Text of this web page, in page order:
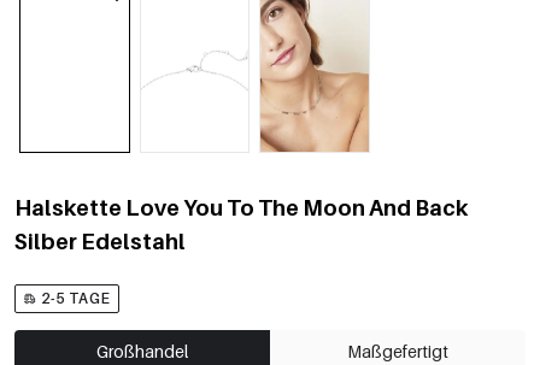
Halskette Love You To The Moon And Back
Silber Edelstahl
2-5 TAGE
Großhandel Maßgefertigt